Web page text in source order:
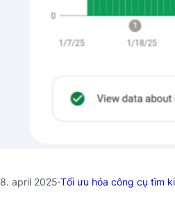
8. april 2025·Tối ưu hóa công cụ tìm